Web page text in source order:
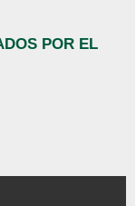
POR EL